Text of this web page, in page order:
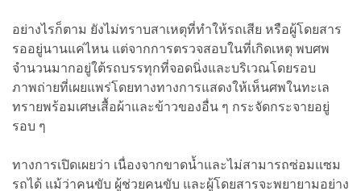
อย่างไรก็ตาม ยังไม่ทราบสาเหตุที่ทำให้รถเสีย หรือผู้โดยสาร
รออยู่นานแค่ไหน แต่จากการตรวจสอบในที่เกิดเหตุ พบศพ
จำนวนมากอยู่ใต้รถบรรทุกที่จอดนิ่งและบริเวณโดยรอบ
ภาพถ่ายที่เผยแพร่โดยทางทางการแสดงให้เห็นศพในทะเล
ทรายพร้อมเศษเสื้อผ้าและข้าวของอื่น ๆ กระจัดกระจายอยู่
รอบ ๆ
ทางการเปิดเผยว่า เนื่องจากขาดน้ำและไม่สามารถซ่อมแซม
รถได้ แม้ว่าคนขับ ผู้ช่วยคนขับ และผู้โดยสารจะพยายามอย่าง